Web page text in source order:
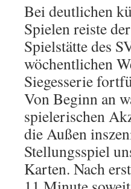
Bei deutlichen
Spielen reiste
Spielstätte des
wöchentlichen
Siegesserie
Von Beginn an
spielerischen
die Außen
Stellungsspiel
Karten. Nach